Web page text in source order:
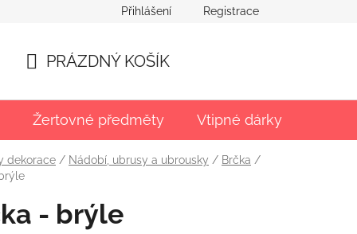
Přihlášení Registrace
KOŠÍK
PRÁZDNÝ KOŠÍK
Žertovné předměty Vtipné dárky
dekorace / Nádobí, ubrusy a ubrousky / Brčka /
- brýle